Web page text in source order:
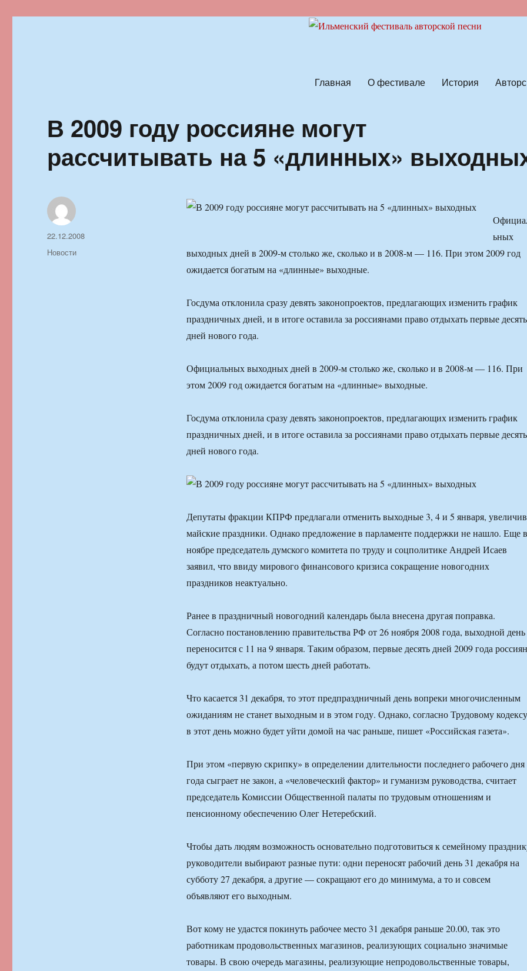
Главная О фестивале История
В 2009 году россияне могут
рассчитывать на 5 «длинных»
ьных
выходных дней в 2009-м столько же, сколько и в 2008-м — 116. При этом 2009 год
ожидается богатым на «длинные» выходные.
Госдума отклонила сразу девять законопроектов, предлагающих изменить график
праздничных дней, и в итоге оставила за россиянами право отдыхать первые десять
дней нового года.
Официальных выходных дней в 2009-м столько же, сколько и в 2008-м — 116. При
этом 2009 год ожидается богатым на «длинные» выходные.
Госдума отклонила сразу девять законопроектов, предлагающих изменить график
праздничных дней, и в итоге оставила за россиянами право отдыхать первые десять
дней нового года.
Депутаты фракции КПРФ предлагали отменить выходные 3, 4 и 5 января, увеличив
майские праздники. Однако предложение в парламенте поддержки не нашло. Еще в
ноябре председатель думского комитета по труду и соцполитике Андрей Исаев
заявил, что ввиду мирового финансового кризиса сокращение новогодних
праздников неактуально.
Ранее в праздничный новогодний календарь была внесена другая поправка.
Согласно постановлению правительства РФ от 26 ноября 2008 года, выходной день
переносится с 11 на 9 января. Таким образом, первые десять дней 2009 года
будут отдыхать, а потом шесть дней работать.
Что касается 31 декабря, то этот предпраздничный день вопреки многочисленным
ожиданиям не станет выходным и в этом году. Однако, согласно Трудовому
в этот день можно будет уйти домой на час раньше, пишет «Российская газета».
При этом «первую скрипку» в определении длительности последнего рабочего дня
года сыграет не закон, а «человеческий фактор» и гуманизм руководства, считает
председатель Комиссии Общественной палаты по трудовым отношениям и
пенсионному обеспечению Олег Нетеребский.
Чтобы дать людям возможность основательно подготовиться к семейному
руководители выбирают разные пути: одни переносят рабочий день 31 декабря на
субботу 27 декабря, а другие — сокращают его до минимума, а то и совсем
объявляют его выходным.
Вот кому не удастся покинуть рабочее место 31 декабря раньше 20.00, так это
работникам продовольственных магазинов, реализующих социально значимые
товары. В свою очередь магазины, реализующие непродовольственные товары,
Автор
Опубликовано
22.12.2008
Рубрики
Новости